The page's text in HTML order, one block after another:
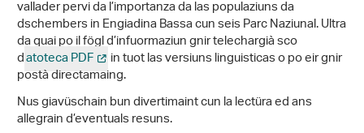
vallader pervi da l’importanza da las populaziuns da
dschembers in Engiadina Bassa cun seis Parc Naziunal. Ultra
da quai po il fögl d’infuormaziun gnir telechargià sco
datoteca PDF in tuot las versiuns linguisticas o po eir gnir
postà directamaing.
Nus giavüschain bun divertimaint cun la lectüra ed ans
allegrain d’eventuals resuns.